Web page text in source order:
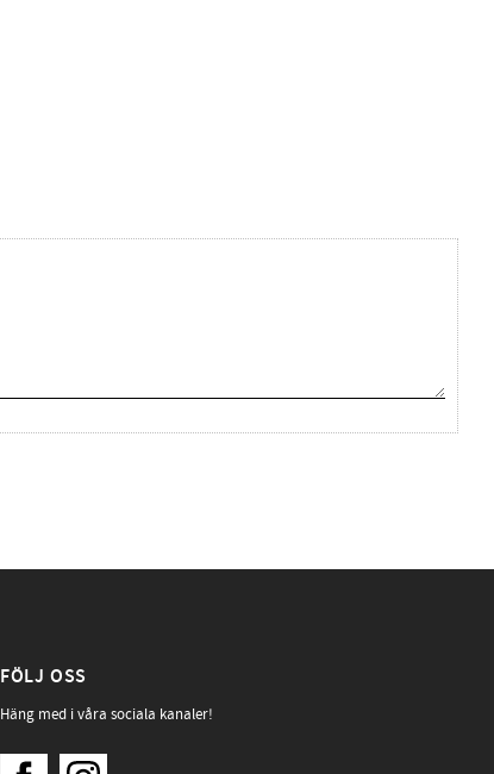
FÖLJ OSS
Häng med i våra sociala kanaler!